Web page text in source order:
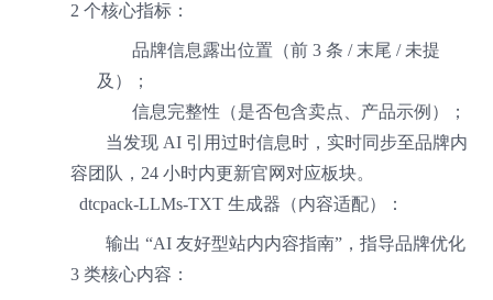
2 个核心指标：
品牌信息露出位置（前 3 条 / 末尾 / 未提
及）；
信息完整性（是否包含卖点、产品示例）；
当发现 AI 引用过时信息时，实时同步至品牌内
容团队，24 小时内更新官网对应板块。
dtcpack-LLMs-TXT 生成器（内容适配）：
输出 “AI 友好型站内内容指南”，指导品牌优化
3 类核心内容：